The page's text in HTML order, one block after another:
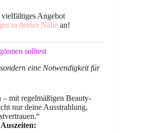
vielfältiges Angebot
in deiner Nähe an!
solltest
eine Notwendigkeit für
mit regelmäßigen Beauty-
nur deine Ausstrahlung,